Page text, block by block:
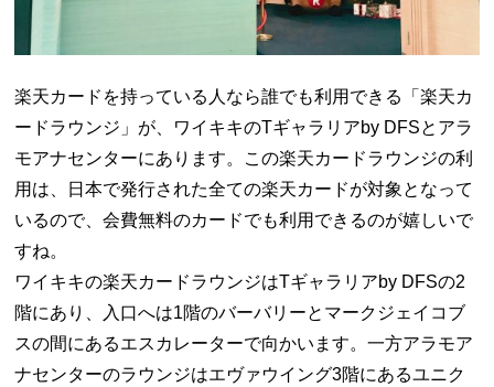
楽天カードを持っている人なら誰でも利用できる「楽天カ
ードラウンジ」が、ワイキキのTギャラリアby DFSとアラ
モアナセンターにあります。この楽天カードラウンジの利
用は、日本で発行された全ての楽天カードが対象となって
いるので、会費無料のカードでも利用できるのが嬉しいで
すね。
ワイキキの楽天カードラウンジはTギャラリアby DFSの2
階にあり、入口へは1階のバーバリーとマークジェイコブ
スの間にあるエスカレーターで向かいます。一方アラモア
ナセンターのラウンジはエヴァウイング3階にあるユニク